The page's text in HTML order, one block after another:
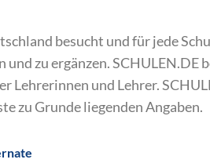
besucht und für jede
zu ergänzen.
Lehrerinnen und Lehrer.
zu Grunde liegenden Angaben.